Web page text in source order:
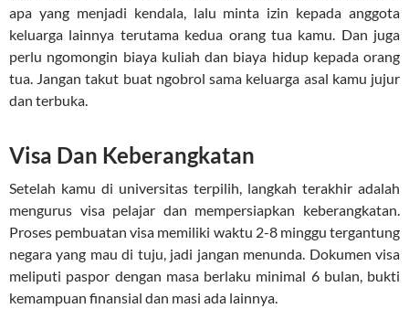
apa yang menjadi kendala, lalu minta izin kepada anggota
keluarga lainnya terutama kedua orang tua kamu. Dan juga
perlu ngomongin biaya kuliah dan biaya hidup kepada orang
tua. Jangan takut buat ngobrol sama keluarga asal kamu jujur
dan terbuka.
Visa Dan Keberangkatan
Setelah kamu di universitas terpilih, langkah terakhir adalah
mengurus visa pelajar dan mempersiapkan keberangkatan.
Proses pembuatan visa memiliki waktu 2-8 minggu tergantung
negara yang mau di tuju, jadi jangan menunda. Dokumen visa
meliputi paspor dengan masa berlaku minimal 6 bulan, bukti
kemampuan finansial dan masi ada lainnya.